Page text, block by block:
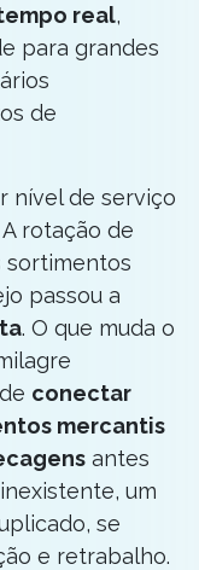
real,
para grandes
de
nível de serviço
rotação de
sortimentos
passou a
. O que muda o
conectar
mercantis
antes
um
se
e retrabalho.